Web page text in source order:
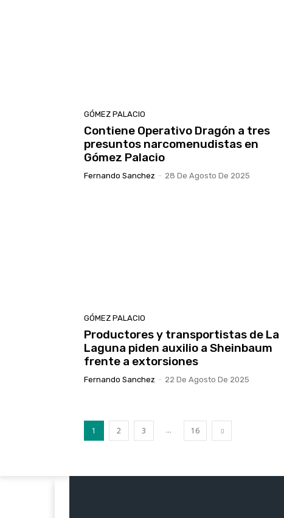
GÓMEZ PALACIO
Contiene Operativo Dragón a tres
presuntos narcomenudistas en
Gómez Palacio
Fernando Sanchez - 28 De Agosto De 2025
GÓMEZ PALACIO
Productores y transportistas de La
Laguna piden auxilio a Sheinbaum
frente a extorsiones
Fernando Sanchez - 22 De Agosto De 2025
1 2 3 ... 16